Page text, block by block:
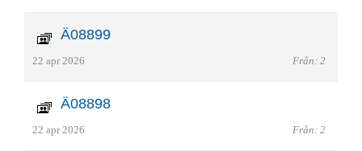
Ä08899
22 apr 2026 Från: 2
Ä08898
22 apr 2026 Från: 2